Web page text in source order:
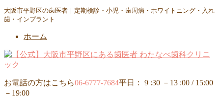
コ
ン
ツ
に
動
ナ
ビ
シ
ョ
に
移
大阪市平野区の歯医者｜定期検診・小児・歯周病・ホワイトニング・入れ
歯・インプラント
ホーム
お電話の方はこちら06-6777-7684平日： 9 :30 －13 :00 / 15:00
－19:00